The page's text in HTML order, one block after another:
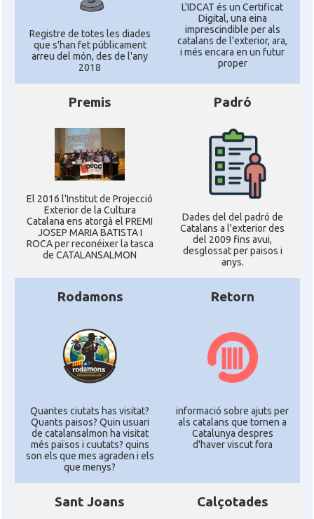
Registre de totes les diades
que s'han fet públicament
arreu del món, des de l'any
2018
L'IDCAT és un Certificat
Digital, una eina
imprescindible per als
catalans de l'exterior, ara,
i més encara en un futur
proper
Premis
El 2016 l'Institut de Projecció
Exterior de la Cultura
Catalana ens atorgà el PREMI
JOSEP MARIA BATISTA I
ROCA per reconéixer la tasca
de CATALANSALMON
Padró
Dades del del padró de
Catalans a l'exterior des
del 2009 fins avui,
desglossat per paisos i
anys.
Rodamons
Quantes ciutats has visitat?
Quants paisos? Quin usuari
de catalansalmon ha visitat
més països i cuutats? quins
son els que mes agraden i els
que menys?
Retorn
informació sobre ajuts per
als catalans que tornen a
Catalunya despres
d'haver viscut fora
Sant Joans Calçotades